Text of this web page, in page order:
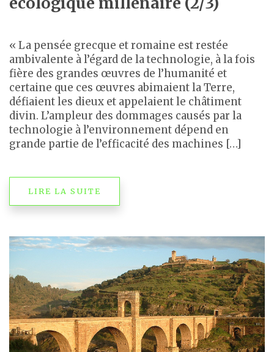
« La pensée grecque et romaine est restée
ambivalente à l’égard de la technologie, à la fois
fière des grandes œuvres de l’humanité et
certaine que ces œuvres abimaient la Terre,
défiaient les dieux et appelaient le châtiment
divin. L’ampleur des dommages causés par la
technologie à l’environnement dépend en
grande partie de l’efficacité des machines […]
LIRE LA SUITE